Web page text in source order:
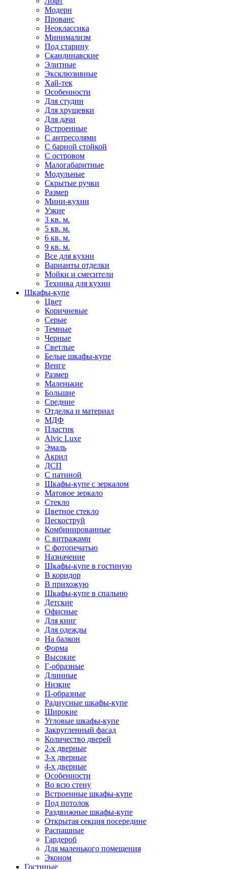
Модерн
Прованс
Неоклассика
Минимализм
Под старину
Скандинавские
Элитные
Эксклюзивные
Хай-тек
Особенности
Для студии
Для хрущевки
Для дачи
Встроенные
С антресолями
С барной стойкой
С островом
Малогабаритные
Модульные
Скрытые ручки
Размер
Мини-кухни
Узкие
3 кв. м.
5 кв. м.
6 кв. м.
9 кв. м.
Все для кухни
Варианты отделки
Мойки и смесители
Техника для кухни
Шкафы-купе
Цвет
Коричневые
Серые
Темные
Черные
Светлые
Белые шкафы-купе
Венге
Размер
Маленькие
Большие
Средние
Отделка и материал
МДФ
Пластик
Alvic Luxe
Эмаль
Акрил
ДСП
С патиной
Шкафы-купе с зеркалом
Матовое зеркало
Стекло
Цветное стекло
Пескоструй
Комбинированные
С витражами
С фотопечатью
Назначение
Шкафы-купе в гостиную
В коридор
В прихожую
Шкафы-купе в спальню
Детские
Офисные
Для книг
Для одежды
На балкон
Форма
Высокие
Г-образные
Длинные
Низкие
П-образные
Радиусные шкафы-купе
Широкие
Угловые шкафы-купе
Закругленный фасад
Количество дверей
2-х дверные
3-х дверные
4-х дверные
Особенности
Во всю стену
Встроенные шкафы-купе
Под потолок
Раздвижные шкафы-купе
Открытая секция посередине
Распашные
Гардероб
Для маленького помещения
Эконом
Гостиные